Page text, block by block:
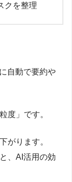
クを整理
自動で要約や
度」です。
がります。
、AI活用の効